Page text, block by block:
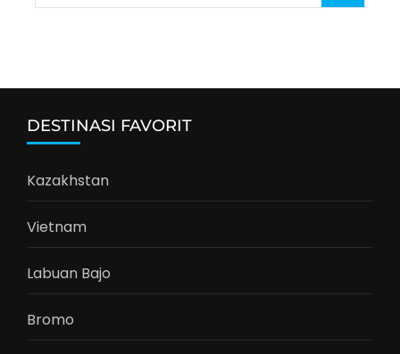
for:
DESTINASI FAVORIT
Kazakhstan
Vietnam
Labuan Bajo
Bromo